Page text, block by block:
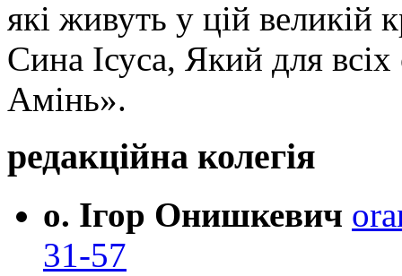
які живуть у цій великій
Сина Ісуса, Який для
Амінь».
редакційна колегія
о. Ігор Онишкевич
31-57